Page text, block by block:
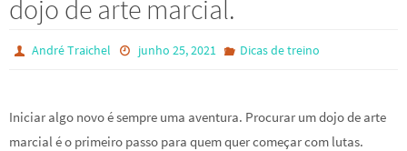
dojo de arte marcial.
André Traichel junho 25, 2021 Dicas de treino
Iniciar algo novo é sempre uma aventura. Procurar um dojo de arte
marcial é o primeiro passo para quem quer começar com lutas.